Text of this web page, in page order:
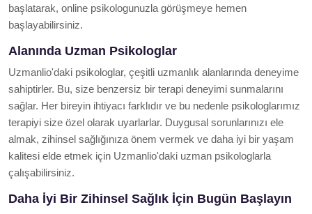
başlatarak, online psikologunuzla görüşmeye hemen
başlayabilirsiniz.
Alanında Uzman Psikologlar
Uzmanlio'daki psikologlar, çeşitli uzmanlık alanlarında deneyime
sahiptirler. Bu, size benzersiz bir terapi deneyimi sunmalarını
sağlar. Her bireyin ihtiyacı farklıdır ve bu nedenle psikologlarımız
terapiyi size özel olarak uyarlarlar. Duygusal sorunlarınızı ele
almak, zihinsel sağlığınıza önem vermek ve daha iyi bir yaşam
kalitesi elde etmek için Uzmanlio'daki uzman psikologlarla
çalışabilirsiniz.
Daha İyi Bir Zihinsel Sağlık İçin Bugün Başlayın